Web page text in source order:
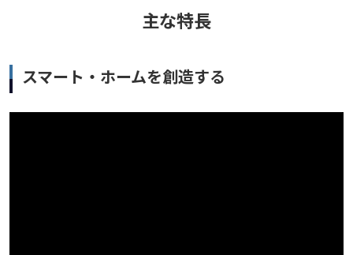
主な特長
スマート・ホームを創造する